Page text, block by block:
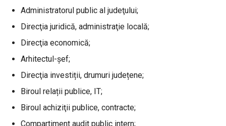
Administratorul public al judeţului;
Direcţia juridică, administraţie locală;
Direcţia economică;
Arhitectul-şef;
Direcţia investiții, drumuri județene;
Biroul relații publice, IT;
Biroul achiziţii publice, contracte;
Compartiment audit public intern;